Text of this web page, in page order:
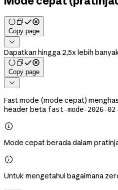
Copy page

Dapatkan hingga 2,5x lebih
Copy page

Fast mode (mode cepat)
header beta fast-mode-2026-

Mode cepat berada dalam

Untuk mengetahui bagaimana